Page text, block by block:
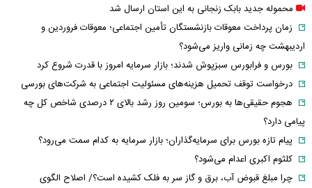
محموله جدید بابک زنجانی به این استان ارسال شد
زمان پرداخت معوقات بازنشستگان تأمین اجتماعی؛ معوقات فروردین و
اردیبهشت چه زمانی واریز می‌شود؟
بورس و فرابورس سبزپوش شدند؛ بازار سرمایه امروز با قدرت شروع کرد
درخواست توقف تحمیل هزینه‌های مسئولیت اجتماعی به شرکت‌های بورسی
هجوم حقیقی‌ها به بورس؛ سومین روز رشد بالای ۲ درصدی شاخص کل چه
پیامی دارد؟
پیام تازه بورس برای سرمایه‌گذاران؛ بازار سرمایه به کدام سمت می‌رود؟
کلثوم اکبری اعدام می‌شود؟
چرا مبلغ قبوض آب، برق و گاز سر به فلک کشیده است؟/ اصلاح الگوی